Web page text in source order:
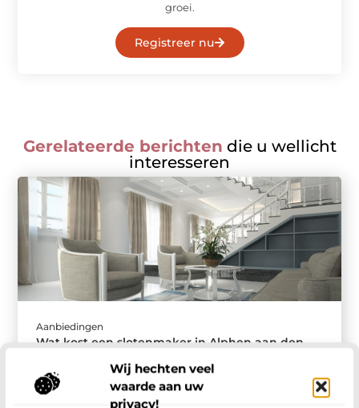
Wij hechten veel
waarde aan uw
privacy!
groei.
Registreer nu
Gerelateerde berichten die u wellicht
interesseren
Aanbiedingen
Wat kost een slotenmaker in Alphen aan den
Wanneer u buitengesloten bent, een slot wilt
vervangen of uw woning beter wilt beveiligen, is